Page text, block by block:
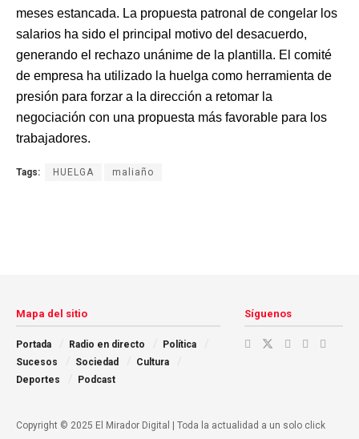
meses estancada. La propuesta patronal de congelar los
salarios ha sido el principal motivo del desacuerdo,
generando el rechazo unánime de la plantilla. El comité
de empresa ha utilizado la huelga como herramienta de
presión para forzar a la dirección a retomar la
negociación con una propuesta más favorable para los
trabajadores.
Tags: HUELGA maliaño
Copyright © 2025 El Mirador Digital | Toda la actualidad a un solo click
Mapa del sitio
Portada Radio en directo
Política
Sucesos
Sociedad
Cultura
Deportes
Podcast
Síguenos